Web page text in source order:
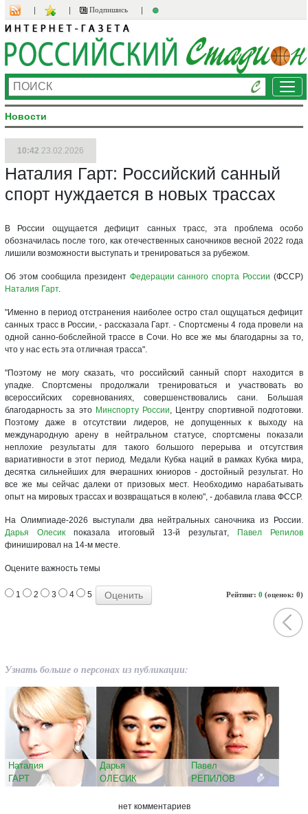
Подпишись
Новости
10:42 23.02.2026
Наталия Гарт: Российский санный
спорт нуждается в новых трассах
В России ощущается дефицит санных трасс, эта проблема особо
обозначилась после того, как отечественных саночников весной 2022 года
лишили возможности выступать и тренироваться за рубежом.
Об этом сообщила президент Федерации санного спорта России (ФССР)
Наталия Гарт.
"Именно в период отстранения наиболее остро стал ощущаться дефицит
санных трасс в России, - рассказала Гарт. - Спортсмены 4 года провели на
одной санно-бобслейной трассе в Сочи. Но все же мы благодарны за то,
что у нас есть эта отличная трасса".
"Поэтому не могу сказать, что российский санный спорт находится в
упадке. Спортсмены продолжали тренироваться и участвовать во
всероссийских соревнованиях, совершенствовались сани. Большая
благодарность за это Минспорту России, Центру спортивной подготовки.
Поэтому даже в отсутствии лидеров, не допущенных к выходу на
международную арену в нейтральном статусе, спортсмены показали
неплохие результаты для такого большого перерыва и отсутствия
вариативности в этот период. Медали Кубка наций в рамках Кубка мира,
десятка сильнейших для вчерашних юниоров - достойный результат. Но
все же мы сейчас далеки от призовых мест. Необходимо нарабатывать
опыт на мировых трассах и возвращаться в колею", - добавила глава ФССР.
На Олимпиаде-2026 выступали два нейтральных саночника из России.
Дарья Олесик показала итоговый 13-й результат,
Павел Репилов
финишировал на 14-м месте.
Оцените важность темы
Рейтинг: 0 (оценок: 0)
1 2 3 4 5
Узнать больше о персонах из публикации:
Наталия
ГАРТ
Дарья
ОЛЕСИК
Павел
РЕПИЛОВ
нет комментариев